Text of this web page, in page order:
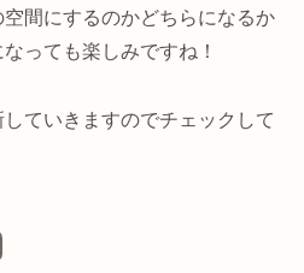
間にするのかどちらになるか
っても楽しみですね！
ていきますのでチェックして